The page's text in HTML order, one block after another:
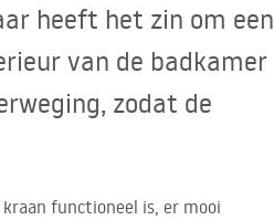
heeft het zin om een
van de badkamer
zodat de
kraan functioneel is, er mooi